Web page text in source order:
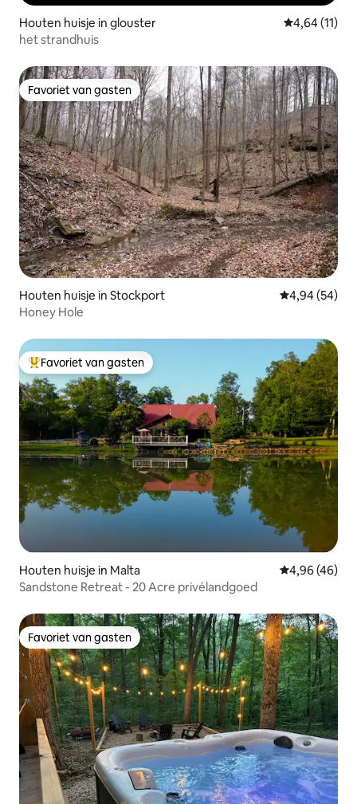
Houten huisje in glouster Gemiddelde
4,64 (11)
het strandhuis
Favoriet van gasten
Favoriet van gasten
Houten huisje in Stockport Gemiddelde
4,94 (54)
Honey Hole
Topfavoriet van gasten
Favoriet van gasten
Houten huisje in Malta Gemiddelde
4,96 (46)
Sandstone Retreat - 20 Acre privélandgoed
Favoriet van gasten
Favoriet van gasten